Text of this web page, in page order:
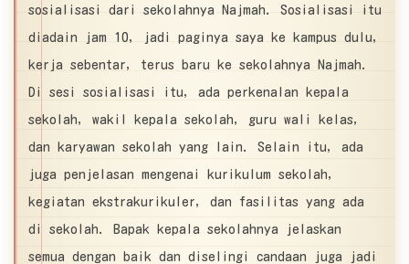
sosialisasi dari sekolahnya Najmah. Sosialisasi itu
diadain jam 10, jadi paginya saya ke kampus dulu,
kerja sebentar, terus baru ke sekolahnya Najmah.
Di sesi sosialisasi itu, ada perkenalan kepala
sekolah, wakil kepala sekolah, guru wali kelas,
dan karyawan sekolah yang lain. Selain itu, ada
juga penjelasan mengenai kurikulum sekolah,
kegiatan ekstrakurikuler, dan fasilitas yang ada
di sekolah. Bapak kepala sekolahnya jelaskan
semua dengan baik dan diselingi candaan juga jadi